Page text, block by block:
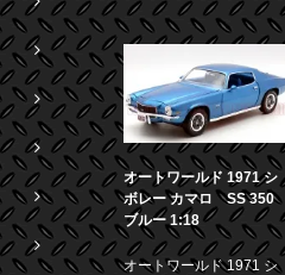
オートワールド 1971 シ
ボレー カマロ SS 350
ブルー 1:18
オートワールド 1971 シ